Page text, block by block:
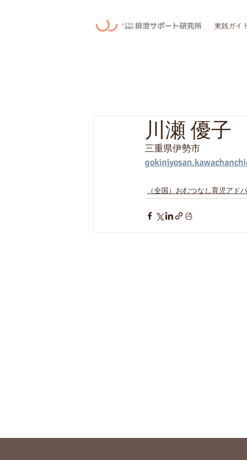
実践ガイ
川瀬 優子
三重県伊勢市
（全国）おむつなし育児アド